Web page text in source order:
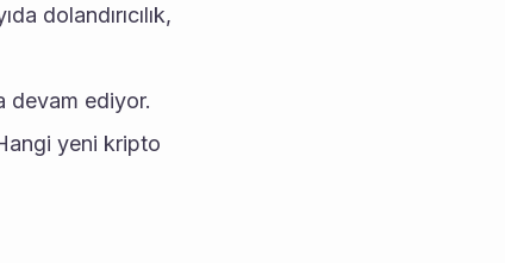
dolandırıcılık,
devam ediyor.
yeni kripto